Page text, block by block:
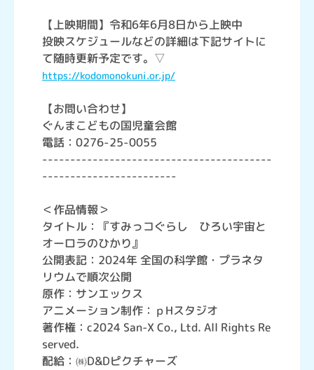
【上映期間】令和6年6月8日から上映中
投映スケジュールなどの詳細は下記サイトに
て随時更新予定です。▽
https://kodomonokuni.or.jp/
【お問い合わせ】
ぐんまこどもの国児童会館
電話：0276-25-0055
-----------------------------------------
------------------------
＜作品情報＞
タイトル：『すみっコぐらし ひろい宇宙と
オーロラのひかり』
公開表記：2024年 全国の科学館・プラネタ
リウムで順次公開
原作：サンエックス
アニメーション制作：ｐHスタジオ
著作権：c2024 San-X Co., Ltd. All Rights Re
served.
配給：㈱D&Dピクチャーズ